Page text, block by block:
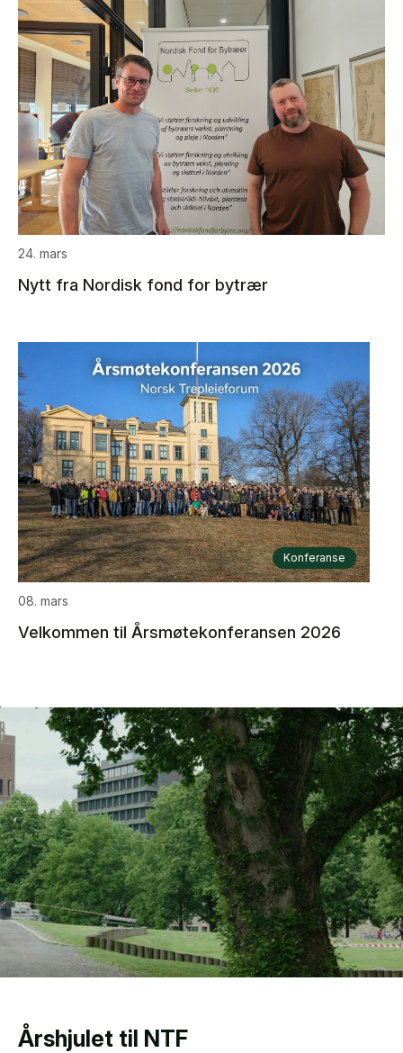
24. mars
Nytt fra Nordisk fond for bytrær
Konferanse
08. mars
Velkommen til Årsmøtekonferansen 2026
Årshjulet til NTF